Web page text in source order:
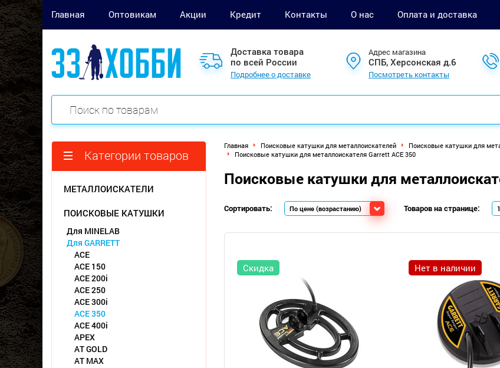
Главная Оптовикам Акции Кредит Контакты О нас Оплата и доставка
Доставка товара
по всей России
Подробнее о доставке
Адрес магазина
СПБ, Херсонская д.6
Посмотреть контакты
Категории товаров
МЕТАЛЛОИСКАТЕЛИ
ПОИСКОВЫЕ КАТУШКИ
Для MINELAB
Для GARRETT
ACE
ACE 150
ACE 200i
ACE 250
ACE 300i
ACE 350
ACE 400i
APEX
AT GOLD
AT MAX
Главная Поисковые катушки для металлоискателей
Поисковые катушки для
Поисковые катушки для металлоискателя Garrett ACE 350
Поисковые катушки для
Сортировать: Товаров на странице:
Скидка Нет в наличии